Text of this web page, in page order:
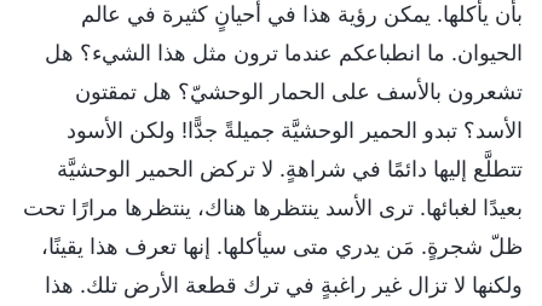
بأن يأكلها. يمكن رؤية هذا في أحيانٍ كثيرة في عالم
الحيوان. ما انطباعكم عندما ترون مثل هذا الشيء؟ هل
تشعرون بالأسف على الحمار الوحشيّ؟ هل تمقتون
الأسد؟ تبدو الحمير الوحشيَّة جميلةً جدًّا! ولكن الأسود
تتطلَّع إليها دائمًا في شراهةٍ. لا تركض الحمير الوحشيَّة
بعيدًا لغبائها. ترى الأسد ينتظرها هناك، ينتظرها مرارًا تحت
ظلّ شجرةٍ. مَن يدري متى سيأكلها. إنها تعرف هذا يقينًا،
ولكنها لا تزال غير راغبةٍ في ترك قطعة الأرض تلك. هذا